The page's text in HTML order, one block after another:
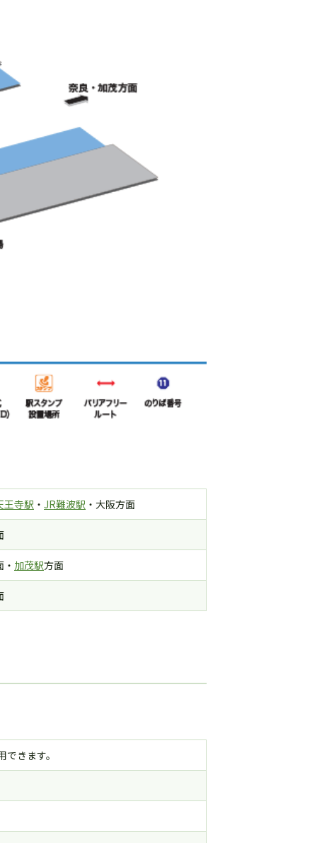
王寺駅 ・ JR難波駅 ・大阪方面
加茂駅方面
きます。